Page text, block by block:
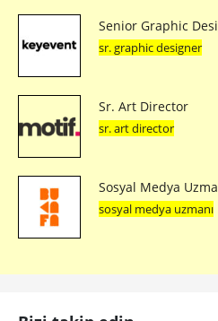
Senior Graphic
sr. graphic designer
Sr. Art Director
sr. art director
Sosyal Medya
sosyal medya uzmanı